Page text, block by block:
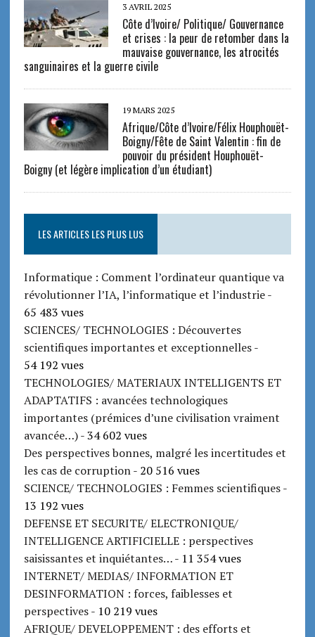
3 AVRIL 2025
Côte d’Ivoire/ Politique/ Gouvernance
et crises : la peur de retomber dans la
mauvaise gouvernance, les atrocités
sanguinaires et la guerre civile
19 MARS 2025
Afrique/Côte d’Ivoire/Félix Houphouët-
Boigny/Fête de Saint Valentin : fin de
pouvoir du président Houphouët-
Boigny (et légère implication d’un étudiant)
LES ARTICLES LES PLUS LUS
Informatique : Comment l’ordinateur quantique va
révolutionner l’IA, l’informatique et l’industrie-
65 483 vues
SCIENCES/ TECHNOLOGIES : Découvertes
scientifiques importantes et exceptionnelles-
54 192 vues
TECHNOLOGIES/ MATERIAUX INTELLIGENTS ET
ADAPTATIFS : avancées technologiques
importantes (prémices d’une civilisation vraiment
avancée…)- 34 602 vues
Des perspectives bonnes, malgré les incertitudes et
les cas de corruption- 20 516 vues
SCIENCE/ TECHNOLOGIES : Femmes scientifiques-
13 192 vues
DEFENSE ET SECURITE/ ELECTRONIQUE/
INTELLIGENCE ARTIFICIELLE : perspectives
saisissantes et inquiétantes…- 11 354 vues
INTERNET/ MEDIAS/ INFORMATION ET
DESINFORMATION : forces, faiblesses et
perspectives- 10 219 vues
AFRIQUE/ DEVELOPPEMENT : des efforts et